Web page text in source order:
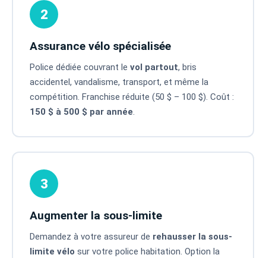
2
Assurance vélo spécialisée
Police dédiée couvrant le vol partout, bris
accidentel, vandalisme, transport, et même la
compétition. Franchise réduite (50 $ – 100 $). Coût :
150 $ à 500 $ par année.
3
Augmenter la sous-limite
Demandez à votre assureur de rehausser la sous-
limite vélo sur votre police habitation. Option la